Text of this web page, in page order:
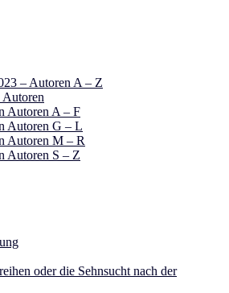
– Autoren A – Z
Autoren
Autoren A – F
Autoren G – L
Autoren M – R
Autoren S – Z
oder die Sehnsucht nach der